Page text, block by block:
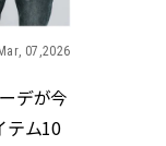
Mar, 07,2026
デが今
テム10